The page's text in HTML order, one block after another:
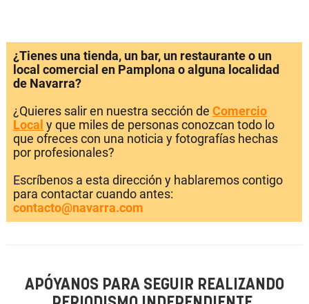
¿Tienes una tienda, un bar, un restaurante o un
local comercial en Pamplona o alguna localidad
de Navarra?
¿Quieres salir en nuestra sección de Comercio
Local y que miles de personas conozcan todo lo
que ofreces con una noticia y fotografías hechas
por profesionales?
Escríbenos a esta dirección y hablaremos contigo
para contactar cuando antes:
contacto@navarra.com
APÓYANOS PARA SEGUIR REALIZANDO